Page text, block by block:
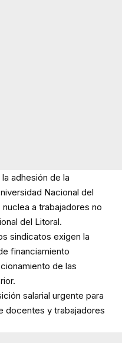
adhesión de la
Nacional del
a trabajadores no
del Litoral.
sindicatos exigen la
financiamiento
de las
salarial urgente para
docentes y trabajadores